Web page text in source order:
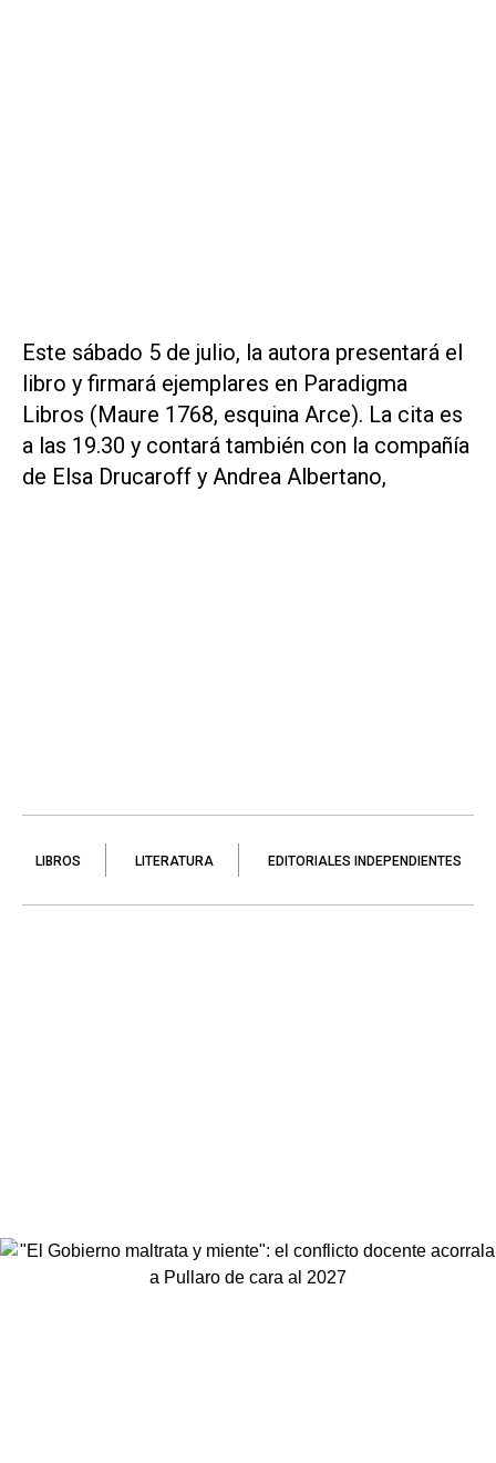
Este sábado 5 de julio, la autora presentará el
libro y firmará ejemplares en Paradigma
Libros (Maure 1768, esquina Arce). La cita es
a las 19.30 y contará también con la compañía
de Elsa Drucaroff y Andrea Albertano,
LIBROS LITERATURA EDITORIALES INDEPENDIENTES